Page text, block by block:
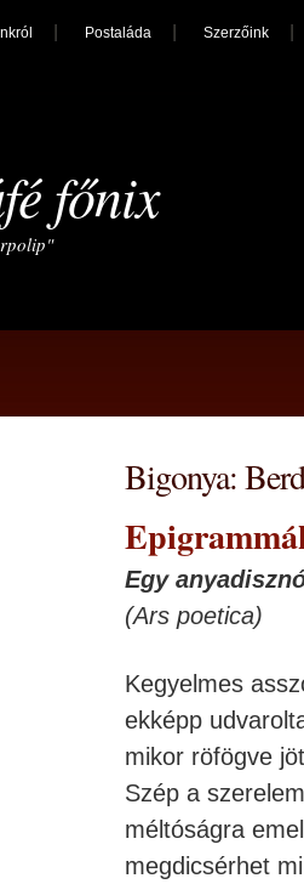
Postaláda Szerzőink
főnix
Bigonya:
Egy
(Ars poetica)
Kegyelmes
ekképp
mikor röfögve
Szép a
méltóságra
megdicsérhet